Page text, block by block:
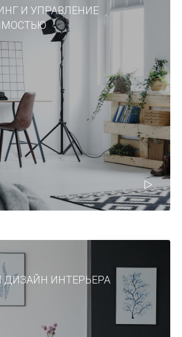
И УПРАВЛЕНИЕ
ДИЗАЙН ИНТЕРЬЕРА